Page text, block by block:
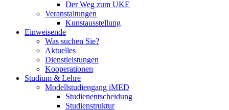
Der Weg zum UKE
Veranstaltungen
Kunstausstellung
Einweisende
Was suchen Sie?
Aktuelles
Dienstleistungen
Kooperationen
Studium & Lehre
Modellstudiengang iMED
Studienentscheidung
Studienstruktur